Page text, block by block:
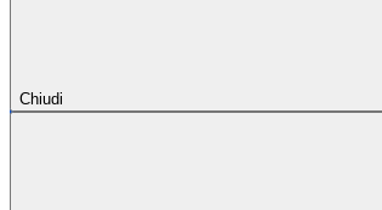
Chiudi